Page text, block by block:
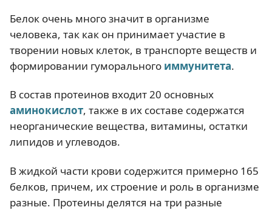
Белок очень много значит в организме
человека, так как он принимает участие в
творении новых клеток, в транспорте веществ и
формировании гуморального иммунитета.
В состав протеинов входит 20 основных
аминокислот, также в их составе содержатся
неорганические вещества, витамины, остатки
липидов и углеводов.
В жидкой части крови содержится примерно 165
белков, причем, их строение и роль в организме
разные. Протеины делятся на три разные